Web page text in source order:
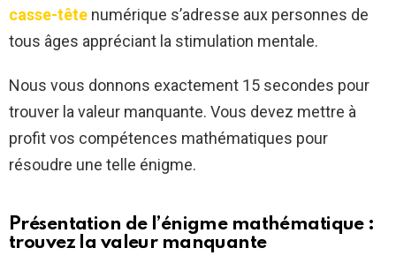
casse-tête numérique s’adresse aux personnes de
tous âges appréciant la stimulation mentale.
Nous vous donnons exactement 15 secondes pour
trouver la valeur manquante. Vous devez mettre à
profit vos compétences mathématiques pour
résoudre une telle énigme.
Présentation de l’énigme mathématique :
trouvez la valeur manquante